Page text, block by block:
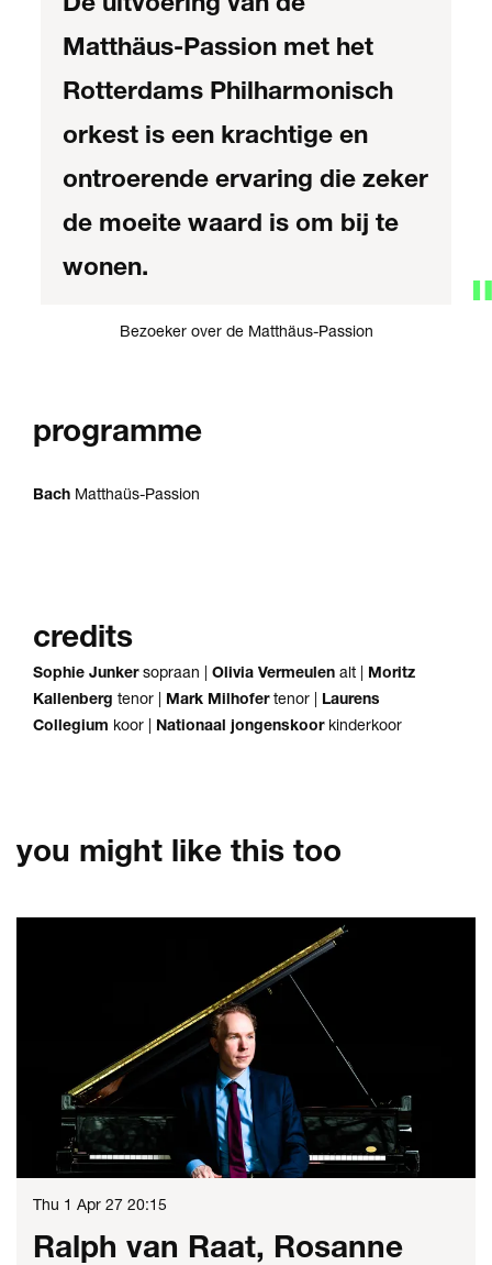
Matthäus-Passion met het
Rotterdams Philharmonisch
orkest is een krachtige en
ontroerende ervaring die zeker
de moeite waard is om bij te
wonen.
Bezoeker over de Matthäus-Passion
programme
Bach Matthaüs-Passion
credits
Sophie Junkersopraan | Olivia Vermeulen alt | Moritz
Kallenberg tenor | Mark Milhofertenor | Laurens
Collegium koor | Nationaal jongenskoorkinderkoor
you might like this too
Ralph van Raat, Rosanne
Thu 1 Apr 27 20:15